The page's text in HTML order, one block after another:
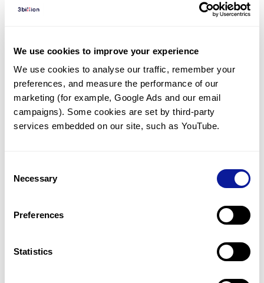
We use cookies to improve your experience
We use cookies to analyse our traffic, remember your
preferences, and measure the performance of our
marketing (for example, Google Ads and our email
campaigns). Some cookies are set by third-party
services embedded on our site, such as YouTube.
Selection
Necessary
Preferences
Statistics
임상유전학팀과 소통
궁금한 점을 임상유전학팀과 직접 논의 할 수 있습니다.
문의하기
미진단된 경우에 재분석을 통해 후속 케어를 받을 수 있습니다.
최신 유전학 정보 제공
블로그와 뉴스레터를 통해 최신 유전학 정보를 제공해 드립니다.